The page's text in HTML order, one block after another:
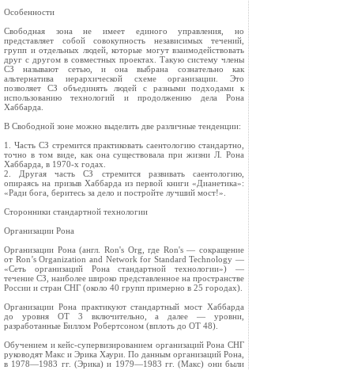
Особенности
Свободная зона не имеет единого управления, но
представляет собой совокупность независимых течений,
групп и отдельных людей, которые могут взаимодействовать
друг с другом в совместных проектах. Такую систему члены
СЗ называют сетью, и она выбрана сознательно как
альтернатива иерархической схеме организации. Это
позволяет СЗ объединять людей с разными подходами к
использованию технологий и продолжению дела Рона
Хаббарда.
В Свободной зоне можно выделить две различные тенденции:
1. Часть СЗ стремится практиковать саентологию стандартно,
точно в том виде, как она существовала при жизни Л. Рона
Хаббарда, в 1970-х годах.
2. Другая часть СЗ стремится развивать саентологию,
опираясь на призыв Хаббарда из первой книги «Дианетика»:
«Ради бога, беритесь за дело и постройте лучший мост!».
Сторонники стандартной технологии
Организации Рона
Организации Рона (англ. Ron's Org, где Ron's — сокращение
от Ron’s Organization and Network for Standard Technology —
«Cеть организаций Рона стандартной технологии») —
течение СЗ, наиболее широко представленное на пространстве
России и стран СНГ (около 40 групп примерно в 25 городах).
Организации Рона практикуют стандартный мост Хаббарда
до уровня OT 3 включительно, а далее — уровни,
разработанные Биллом Робертсоном (вплоть до OT 48).
Обучением и кейс-супервизированием организаций Рона СНГ
руководят Макс и Эрика Хаури. По данным организаций Рона,
в 1978—1983 гг. (Эрика) и 1979—1983 гг. (Макс) они были